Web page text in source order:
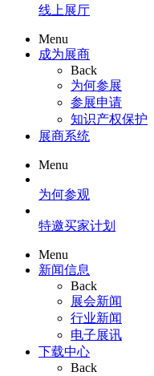
线上展厅
Menu
成为展商
Back
为何参展
参展申请
知识产权保护
展商系统
Menu
为何参观
特邀买家计划
Menu
新闻信息
Back
展会新闻
行业新闻
电子展讯
下载中心
Back